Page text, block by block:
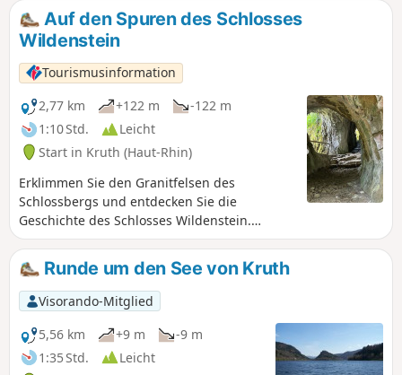
Auf den Spuren des Schlosses
Wildenstein
Tourismusinformation
2,77 km
+122 m
-122 m
1:10 Std.
Leicht
Start in Kruth (Haut-Rhin)
Erklimmen Sie den Granitfelsen des
Schlossbergs und entdecken Sie die
Geschichte des Schlosses Wildenstein.
Suchen und finden Sie unterwegs Spuren
menschlicher Besiedlung an diesen
überraschenden und geschichtsträchtigen
Orten. Genießen Sie die Aussicht auf den See
und die Dörfer Kruth, Oderen und
Wildenstein. Dieser Ort bietet sowohl im
Frühling als auch im Sommer eine lebendige
Naturatmosphäre. Im Winter können Sie sich
Runde um den See von Kruth
Visorando-Mitglied
5,56 km
+9 m
-9 m
1:35 Std.
Leicht